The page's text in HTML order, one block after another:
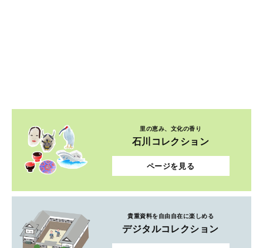
貴重資料を自由自在に楽しめる
デジタルコレクション
ページを見る
ルーツを紐解き、郷土を知ろう
ふるさとコレクション